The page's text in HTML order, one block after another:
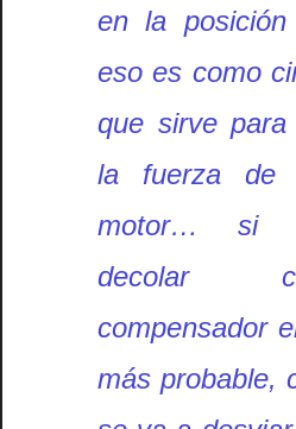
en la posición
eso es como
que sirve para
la fuerza de
motor… si
decolar
compensador
más probable,